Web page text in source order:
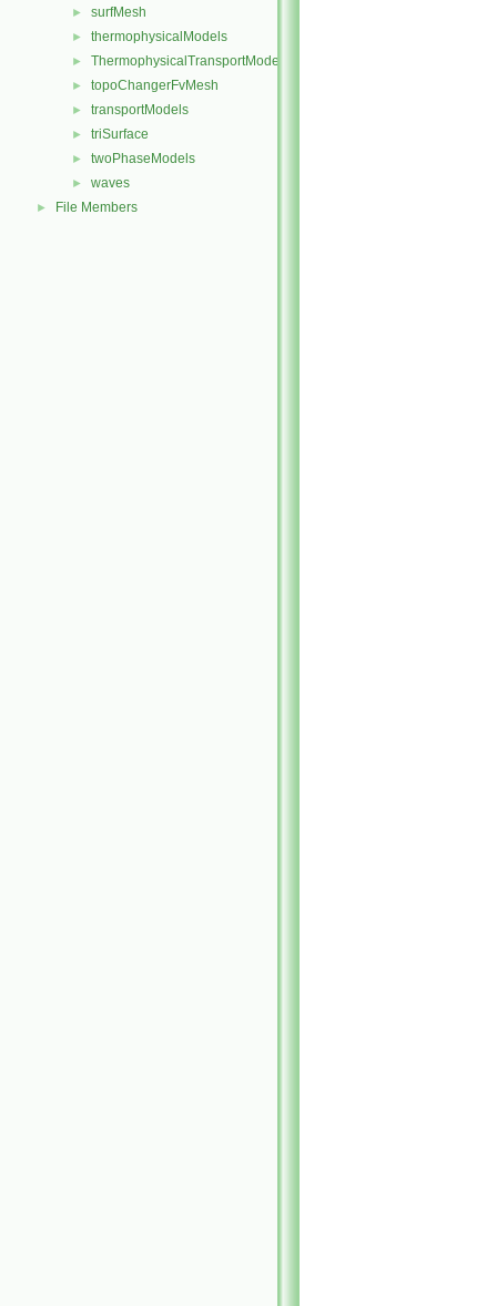
► surfMesh
► thermophysicalModels
► ThermophysicalTransportModels
► topoChangerFvMesh
► transportModels
► triSurface
► twoPhaseModels
► waves
► File Members